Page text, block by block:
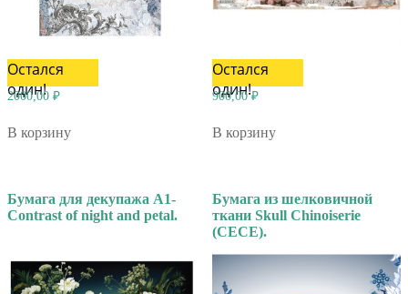
Остался
один!
2000,00 ₽
В корзину
Остался
один!
900,00₽
В корзину
Бумага для декупажа А1-
Contrast of night and petal.
Бумага из шелковичной
ткани Skull Chinoiserie
(CECE).